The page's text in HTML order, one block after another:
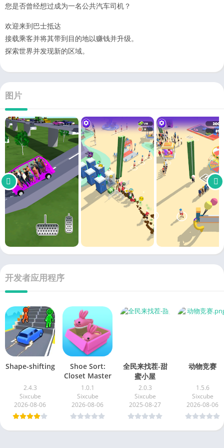
您是否曾经想过成为一名公共汽车司机？
欢迎来到巴士抵达
接载乘客并将其带到目的地以赚钱并升级。
探索世界并发现新的区域。
图片
开发者应用程序
Shape-shifting
2.4.3
Sixcube
2026-08-06
Shoe Sort:
Closet Master
1.0.1
Sixcube
2026-08-06
全民来找茬-甜
蜜小屋
2.0.3
Sixcube
2025-08-27
动物竞赛
1.5.6
Sixcube
2026-08-06